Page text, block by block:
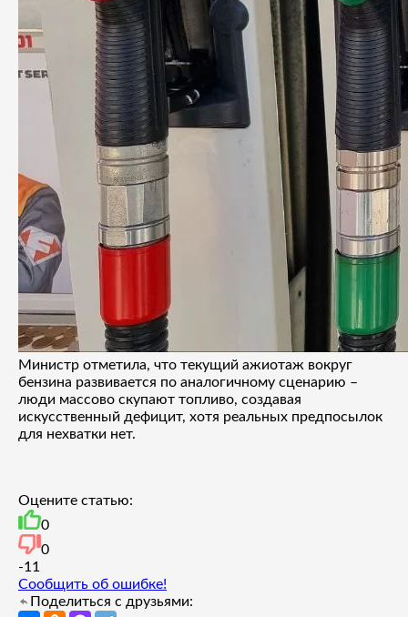
Министр отметила, что текущий ажиотаж вокруг
бензина развивается по аналогичному сценарию –
люди массово скупают топливо, создавая
искусственный дефицит, хотя реальных предпосылок
для нехватки нет.
Оцените статью:
0
0
-1 1
Сообщить об ошибке!
Поделиться с друзьями: